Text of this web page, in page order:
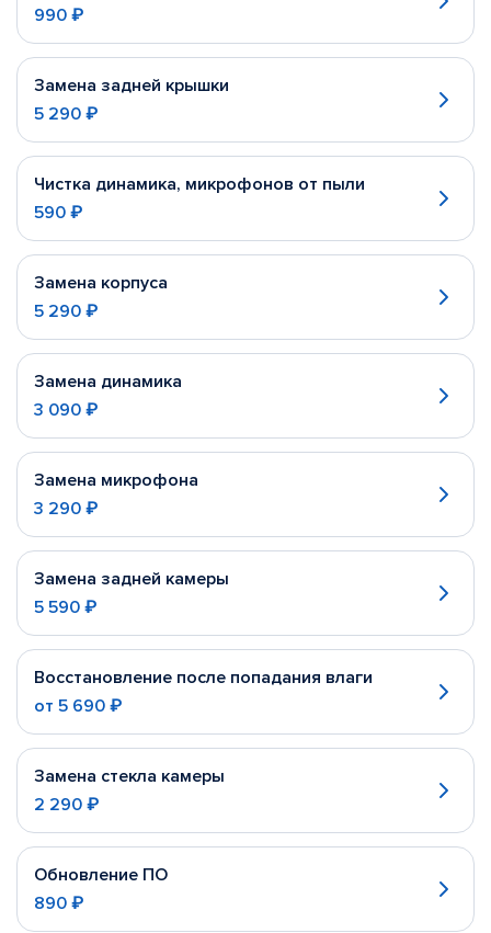
990 ₽
Замена задней крышки
5 290 ₽
Чистка динамика, микрофонов от пыли
590 ₽
Замена корпуса
5 290 ₽
Замена динамика
3 090 ₽
Замена микрофона
3 290 ₽
Замена задней камеры
5 590 ₽
Восстановление после попадания влаги
от 5 690 ₽
Замена стекла камеры
2 290 ₽
Обновление ПО
890 ₽